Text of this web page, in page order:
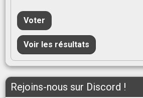
Voter
Voir les résultats
Rejoins-nous sur Discord !